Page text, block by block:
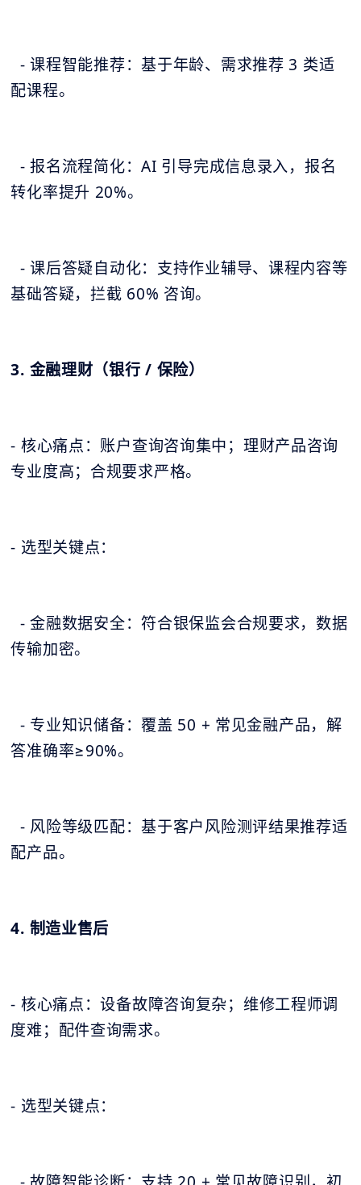
- 课程智能推荐：基于年龄、需求推荐 3 类适
配课程。
- 报名流程简化：AI 引导完成信息录入，报名
转化率提升 20%。
- 课后答疑自动化：支持作业辅导、课程内容等
基础答疑，拦截 60% 咨询。
3. 金融理财（银行 / 保险）
- 核心痛点：账户查询咨询集中；理财产品咨询
专业度高；合规要求严格。
- 选型关键点：
- 金融数据安全：符合银保监会合规要求，数据
传输加密。
- 专业知识储备：覆盖 50 + 常见金融产品，解
答准确率≥90%。
- 风险等级匹配：基于客户风险测评结果推荐适
配产品。
4. 制造业售后
- 核心痛点：设备故障咨询复杂；维修工程师调
度难；配件查询需求。
- 选型关键点：